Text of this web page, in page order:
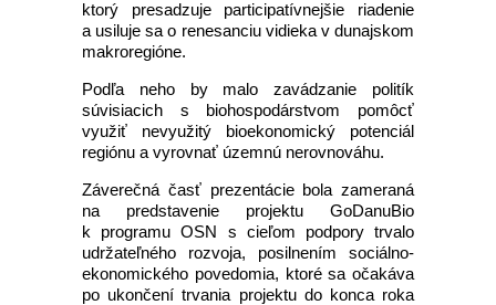
ktorý presadzuje participatívnejšie riadenie
a usiluje sa o renesanciu vidieka v dunajskom
makroregióne.
Podľa neho by malo zavádzanie politík
súvisiacich s biohospodárstvom pomôcť
využiť nevyužitý bioekonomický potenciál
regiónu a vyrovnať územnú nerovnováhu.
Záverečná časť prezentácie bola zameraná
na predstavenie projektu GoDanuBio
k programu OSN s cieľom podpory trvalo
udržateľného rozvoja, posilnením sociálno-
ekonomického povedomia, ktoré sa očakáva
po ukončení trvania projektu do konca roka